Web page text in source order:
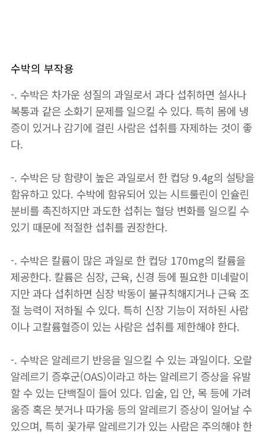
수박의 부작용
-. 수박은 차가운 성질의 과일로서 과다 섭취하면 설사나
복통과 같은 소화기 문제를 일으킬 수 있다. 특히 몸에 냉
증이 있거나 감기에 걸린 사람은 섭취를 자제하는 것이 좋
다.
-. 수박은 당 함량이 높은 과일로서 한 컵당 9.4g의 설탕을
함유하고 있다. 수박에 함유되어 있는 시트룰린이 인슐린
분비를 촉진하지만 과도한 섭취는 혈당 변화를 일으킬 수
있기 때문에 적절한 섭취를 권장한다.
-. 수박은 칼륨이 많은 과일로 한 컵당 170mg의 칼륨을
제공한다. 칼륨은 심장, 근육, 신경 등에 필요한 미네랄이
지만 과다 섭취하면 심장 박동이 불규칙해지거나 근육 조
절 능력이 저하될 수 있다. 특히 신장 기능이 저하된 사람
이나 고칼륨혈증이 있는 사람은 섭취를 제한해야 한다.
-. 수박은 알레르기 반응을 일으킬 수 있는 과일이다. 오랄
알레르기 증후군(OAS)이라고 하는 알레르기 증상을 유발
할 수 있는 단백질이 들어 있다. 입술, 입 안, 목 등에 가려
움증 혹은 붓거나 따가움 등의 알레르기 증상이 일어날 수
있으며, 특히 꽃가루 알레르기가 있는 사람은 주의해야 한